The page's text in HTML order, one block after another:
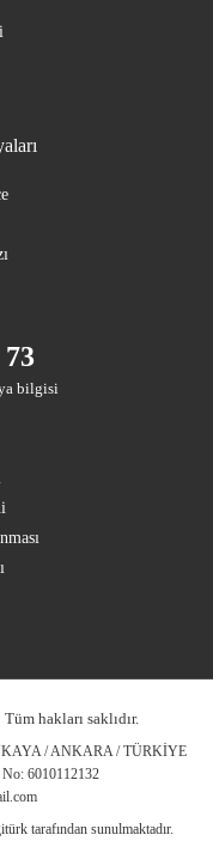
73
bilgisi
hakları saklıdır.
/ ANKARA / TÜRKİYE
6010112132
tarafından sunulmaktadır.